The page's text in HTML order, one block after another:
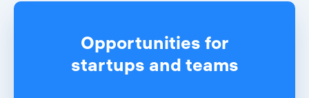
Opportunities for
startups and teams